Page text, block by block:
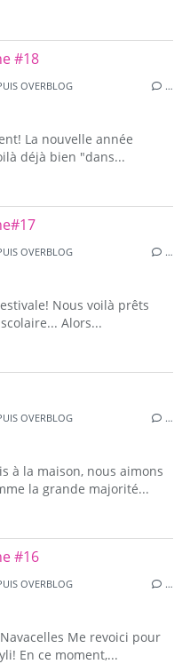
OVERBLOG …
La nouvelle année
déjà bien "dans...
OVERBLOG …
Nous voilà prêts
Alors...
OVERBLOG …
à la maison, nous aimons
la grande majorité...
OVERBLOG …
Me revoici pour
En ce moment,...